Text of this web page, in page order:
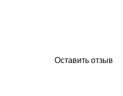
Оставить отзыв